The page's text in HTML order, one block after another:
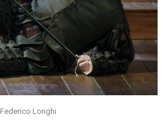
Federico Longhi